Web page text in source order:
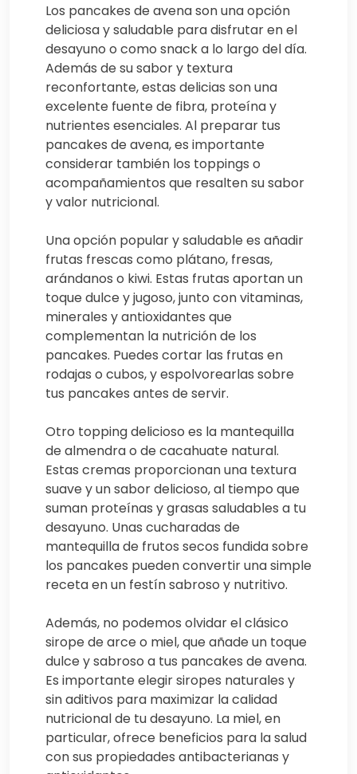
Los pancakes de avena son una opción
deliciosa y saludable para disfrutar en el
desayuno o como snack a lo largo del día.
Además de su sabor y textura
reconfortante, estas delicias son una
excelente fuente de fibra, proteína y
nutrientes esenciales. Al preparar tus
pancakes de avena, es importante
considerar también los toppings o
acompañamientos que resalten su sabor
y valor nutricional.
Una opción popular y saludable es añadir
frutas frescas como plátano, fresas,
arándanos o kiwi. Estas frutas aportan un
toque dulce y jugoso, junto con vitaminas,
minerales y antioxidantes que
complementan la nutrición de los
pancakes. Puedes cortar las frutas en
rodajas o cubos, y espolvorearlas sobre
tus pancakes antes de servir.
Otro topping delicioso es la mantequilla
de almendra o de cacahuate natural.
Estas cremas proporcionan una textura
suave y un sabor delicioso, al tiempo que
suman proteínas y grasas saludables a tu
desayuno. Unas cucharadas de
mantequilla de frutos secos fundida sobre
los pancakes pueden convertir una simple
receta en un festín sabroso y nutritivo.
Además, no podemos olvidar el clásico
sirope de arce o miel, que añade un toque
dulce y sabroso a tus pancakes de avena.
Es importante elegir siropes naturales y
sin aditivos para maximizar la calidad
nutricional de tu desayuno. La miel, en
particular, ofrece beneficios para la salud
con sus propiedades antibacterianas y